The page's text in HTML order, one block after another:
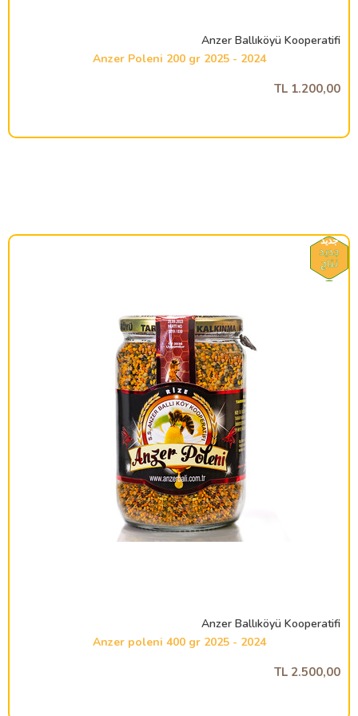
Anzer Ballıköyü Kooperatifi
2024 - 2025 Anzer Poleni 200 gr
1.200,00 TL
جديد
Anzer Ballıköyü Kooperatifi
2024 - 2025 Anzer poleni 400 gr
2.500,00 TL